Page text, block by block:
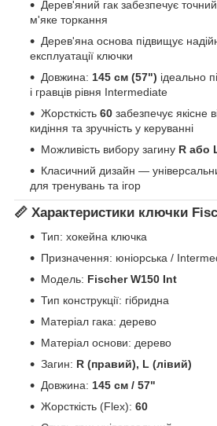
Дерев'яний гак забезпечує
м'яке торкання
Дерев'яна основа підвищує
експлуатації ключки
Довжина: 145 см (57") ідеально
і гравців рівня Intermediate
Жорсткість 60 забезпечує якісне
кидіння та зручність у керуванні
Можливість вибору загину R або
Класичний дизайн —
для тренувань та ігор
📏 Характеристики ключки
Тип: хокейна ключка
Призначення: юніорська /
Модель: Fischer W150 Int
Тип конструкції: гібридна
Матеріал гака: дерево
Матеріал основи: дерево
Загин: R (правий), L (лівий)
Довжина: 145 см / 57"
Жорсткість (Flex): 60